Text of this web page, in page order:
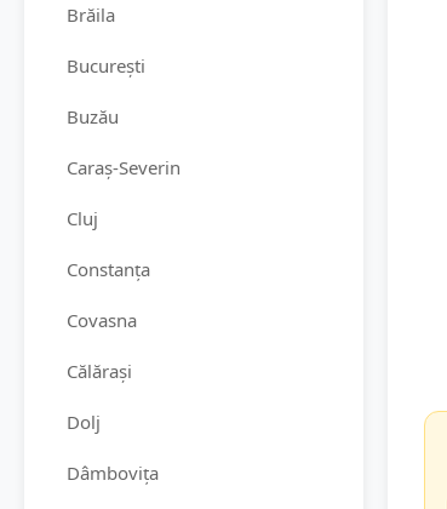
Brăila
București
Buzău
Caraș-Severin
Cluj
Constanța
Covasna
Călărași
Dolj
Dâmbovița